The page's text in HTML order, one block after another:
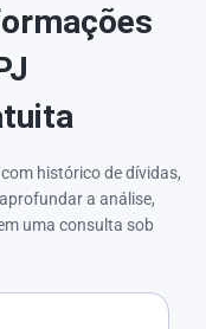
histórico de dívidas,
a análise,
uma consulta sob